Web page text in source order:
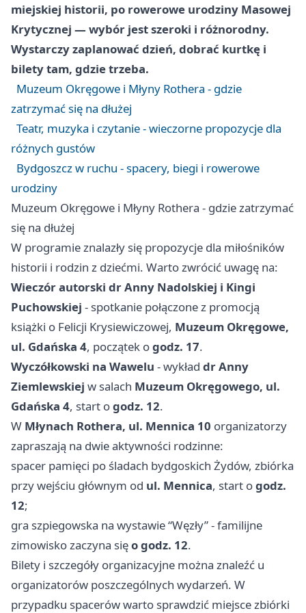
miejskiej historii, po rowerowe urodziny Masowej
Krytycznej — wybór jest szeroki i różnorodny.
Wystarczy zaplanować dzień, dobrać kurtkę i
bilety tam, gdzie trzeba.
Muzeum Okręgowe i Młyny Rothera - gdzie
zatrzymać się na dłużej
Teatr, muzyka i czytanie - wieczorne propozycje dla
różnych gustów
Bydgoszcz w ruchu - spacery, biegi i rowerowe
urodziny
Muzeum Okręgowe i Młyny Rothera - gdzie zatrzymać
się na dłużej
W programie znalazły się propozycje dla miłośników
historii i rodzin z dziećmi. Warto zwrócić uwagę na:
Wieczór autorski dr Anny Nadolskiej i Kingi
Puchowskiej - spotkanie połączone z promocją
książki o Felicji Krysiewiczowej, Muzeum Okręgowe,
ul. Gdańska 4, początek ogodz. 17.
Wyczółkowski na Wawelu - wykład dr Anny
Ziemlewskiej w salach Muzeum Okręgowego, ul.
Gdańska 4, start ogodz. 12.
W Młynach Rothera, ul. Mennica 10 organizatorzy
zapraszają na dwie aktywności rodzinne:
spacer pamięci po śladach bydgoskich Żydów, zbiórka
przy wejściu głównym od ul. Mennica, start ogodz.
12;
gra szpiegowska na wystawie “Węzły” - familijne
zimowisko zaczyna sięo godz. 12.
Bilety i szczegóły organizacyjne można znaleźć u
organizatorów poszczególnych wydarzeń. W
przypadku spacerów warto sprawdzić miejsce zbiórki